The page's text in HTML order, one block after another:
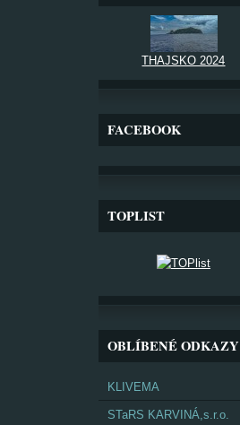
THAJSKO 2024
FACEBOOK
TOPLIST
OBLÍBENÉ ODKAZY
KLIVEMA
STaRS KARVINÁ,s.r.o.